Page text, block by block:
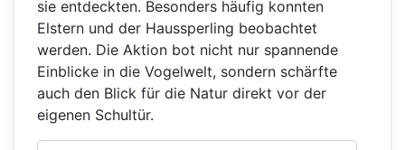
sie entdeckten. Besonders häufig konnten
Elstern und der Haussperling beobachtet
werden. Die Aktion bot nicht nur spannende
Einblicke in die Vogelwelt, sondern schärfte
auch den Blick für die Natur direkt vor der
eigenen Schultür.